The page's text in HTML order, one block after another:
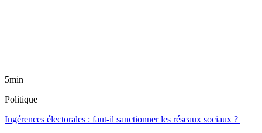
5min
Politique
Ingérences électorales : faut-il sanctionner les réseaux sociaux ?